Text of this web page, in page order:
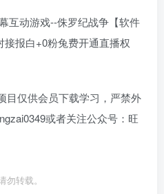
目仅供会员下载学习，严禁外
或者关注公众号：旺
转载。